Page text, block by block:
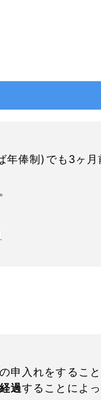
年俸制)でも3ヶ月
申入れをすること
過することによっ